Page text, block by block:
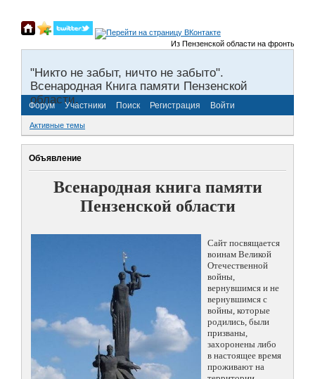
Из Пензенской области на фронты
"Никто не забыт, ничто не забыто".
Всенародная Книга памяти Пензенской
области.
Форум Участники Поиск Регистрация Войти
Активные темы
Объявление
Всенародная книга памяти
Пензенской области
Сайт посвящается
воинам Великой
Отечественной
войны,
вернувшимся и не
вернувшимся с
войны, которые
родились, были
призваны,
захоронены либо
в настоящее время
проживают на